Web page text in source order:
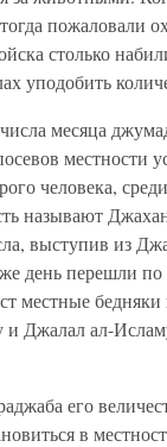
пожаловали
столько
уподобить
месяца
местности
человека,
называют
выступив из
день перешли
местные
ал-
его
в